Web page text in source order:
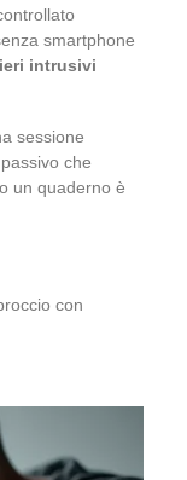
smartphone
intrusivi
sessione
che
un quaderno è
con